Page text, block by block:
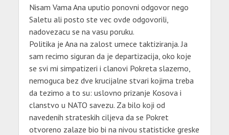
Nisam Vama Ana uputio ponovni odgovor nego
Saletu ali posto ste vec ovde odgovorili,
nadovezacu se na vasu poruku.
Politika je Ana na zalost umece taktiziranja. Ja
sam recimo siguran da je departizacija, oko koje
se svi mi simpatizeri i clanovi Pokreta slazemo,
nemoguca bez dve krucijalne stvari kojima treba
da tezimo a to su: uslovno prizanje Kosova i
clanstvo u NATO savezu. Za bilo koji od
navedenih strateskih ciljeva da se Pokret
otvoreno zalaze bio bi na nivou statisticke greske